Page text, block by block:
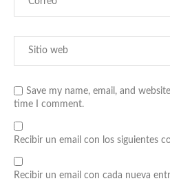
Save my name, email, and
time I comment.
Recibir un email con los siguientes
Recibir un email con cada nueva